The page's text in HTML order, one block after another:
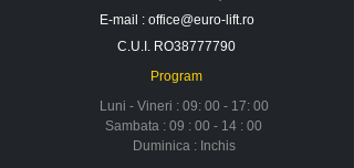
E-mail : office@euro-lift.ro
C.U.I. RO38777790
Program
Luni - Vineri : 09: 00 - 17: 00
Sambata : 09 : 00 - 14 : 00
Duminica : Inchis